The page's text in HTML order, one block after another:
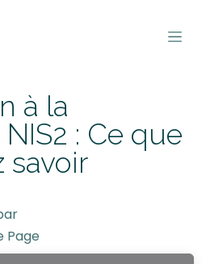
à la
: Ce que
savoir
Page